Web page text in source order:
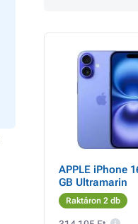
APPLE iPhone
GB Ultramarin
Raktáron 2 db